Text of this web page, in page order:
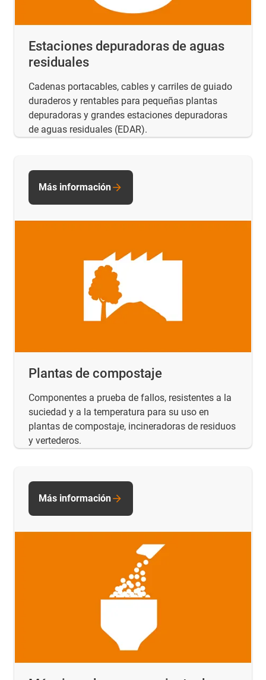
Estaciones depuradoras de aguas
residuales
Cadenas portacables, cables y carriles de guiado
duraderos y rentables para pequeñas plantas
depuradoras y grandes estaciones depuradoras
de aguas residuales (EDAR).
Plantas de compostaje
Componentes a prueba de fallos, resistentes a la
suciedad y a la temperatura para su uso en
plantas de compostaje, incineradoras de residuos
y vertederos.
Más información
Más información